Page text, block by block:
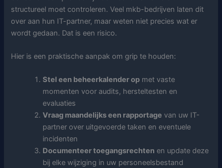
structureel moet controleren. Veel mkb-bedrijven laten dit
over aan hun IT-partner, maar weten niet precies wat er
wordt gedaan. Dat is een risico.
Hier is een praktische aanpak om grip te houden:
Stel een beheerkalender op met vaste
momenten voor audits, hersteltesten en
evaluaties
Vraag maandelijks een rapportage van uw IT-
partner over uitgevoerde taken en eventuele
incidenten
Documenteer toegangsrechten en update deze
bij elke wijziging in uw personeelsbestand